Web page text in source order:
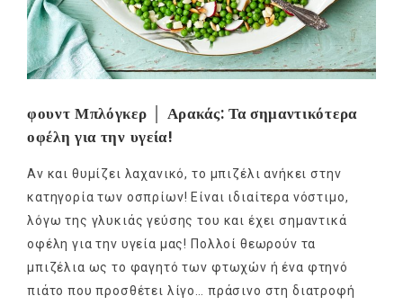
φουντ Μπλόγκερ │ Αρακάς: Τα σημαντικότερα
οφέλη για την υγεία!
Αν και θυμίζει λαχανικό, το μπιζέλι ανήκει στην
κατηγορία των οσπρίων! Είναι ιδιαίτερα νόστιμο,
λόγω της γλυκιάς γεύσης του και έχει σημαντικά
οφέλη για την υγεία μας! Πολλοί θεωρούν τα
μπιζέλια ως το φαγητό των φτωχών ή ένα φτηνό
πιάτο που προσθέτει λίγο… πράσινο στη διατροφή